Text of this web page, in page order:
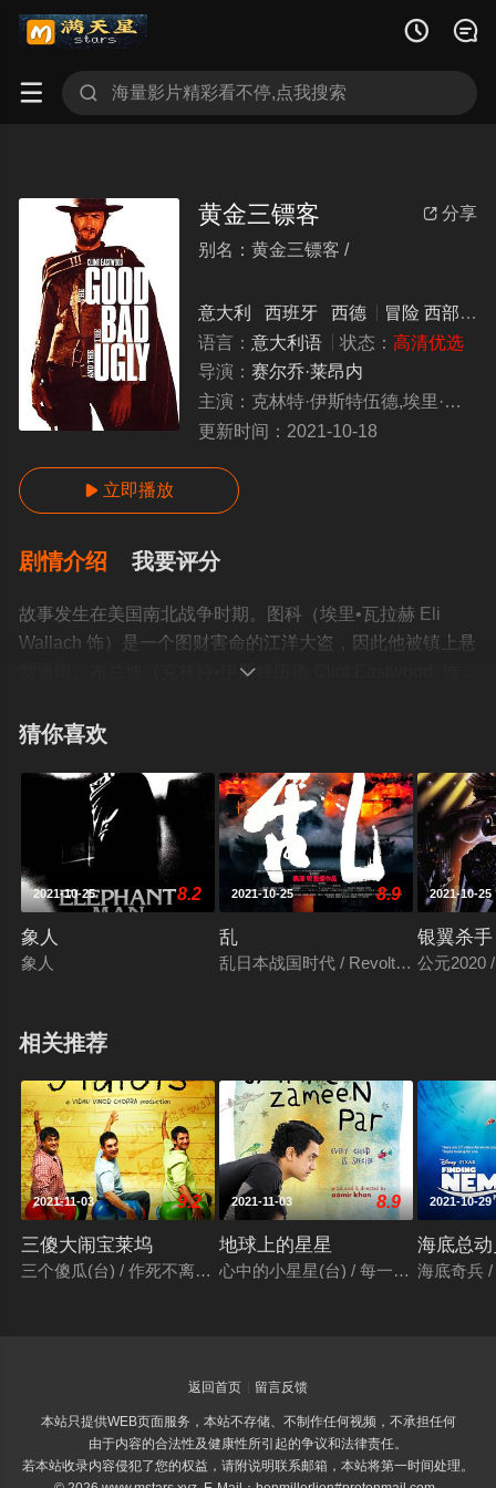
 
 
 分享
黄金三镖客
别名：黄金三镖客 /
意大利
西班牙 西德 冒险 西部
语言： 意大利语 状态： 高清优选
导演： 赛尔乔·莱昂内
主演： 克林特·伊斯特伍德,埃里·瓦拉赫,李·范·克里夫,阿尔多·久弗瑞,路易吉·皮斯蒂利,拉达·拉西莫夫
更新时间： 2021-10-18
 立即播放
剧情介绍 我要评分
故事发生在美国南北战争时期。图科（埃里•瓦拉赫 Eli
Wallach 饰）是一个图财害命的江洋大盗，因此他被镇上悬
赏通缉。布兰迪（克林特•伊斯特伍德 Clint Eastwood 饰）
不够又掳走了他。在荒漠中，布兰迪惩罚图科让其自生自
客栈捉住了布兰迪。正当图科以牙还牙折磨布兰迪的时
候，他劫持了一个名叫卡森的士兵。后者临死前留下了宝
藏的秘密，图科和布兰迪分别获得了一半信息。与此同
时，一个狡猾的杀手桑坦萨（李•范•克里夫 Lee Van Cleef
饰）也通过其他渠道发现了宝藏的秘密。于是，在寻宝的
道路上，三个人使出浑身解数，上演了一场场对决的好
戏……

猜你喜欢
2021-10-25 8.2
象人
象人
2021-10-25 8.9
乱
乱日本战国时代 / Revolt / Ran
2021-10-25
银翼杀手
公元2020
相关推荐
2021-11-03 9.2
三傻大闹宝莱坞
三个傻瓜(台) / 作死不离3兄弟(港) / 三个白痴 / 三个傻蛋 / 三个呆
2021-11-03 8.9
地球上的星星
心中的小星星(台) / 每一个孩子都是特
2021-10-29
海底总
海底奇兵
返回首页 留言反馈
本站只提供WEB页面服务，本站不存储、不制作任何视频，不承担任何
由于内容的合法性及健康性所引起的争议和法律责任。
若本站收录内容侵犯了您的权益，请附说明联系邮箱，本站将第一时间处理。